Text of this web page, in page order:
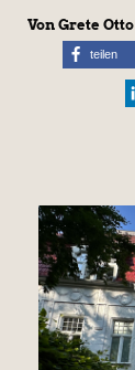
Von Grete Otto
teilen